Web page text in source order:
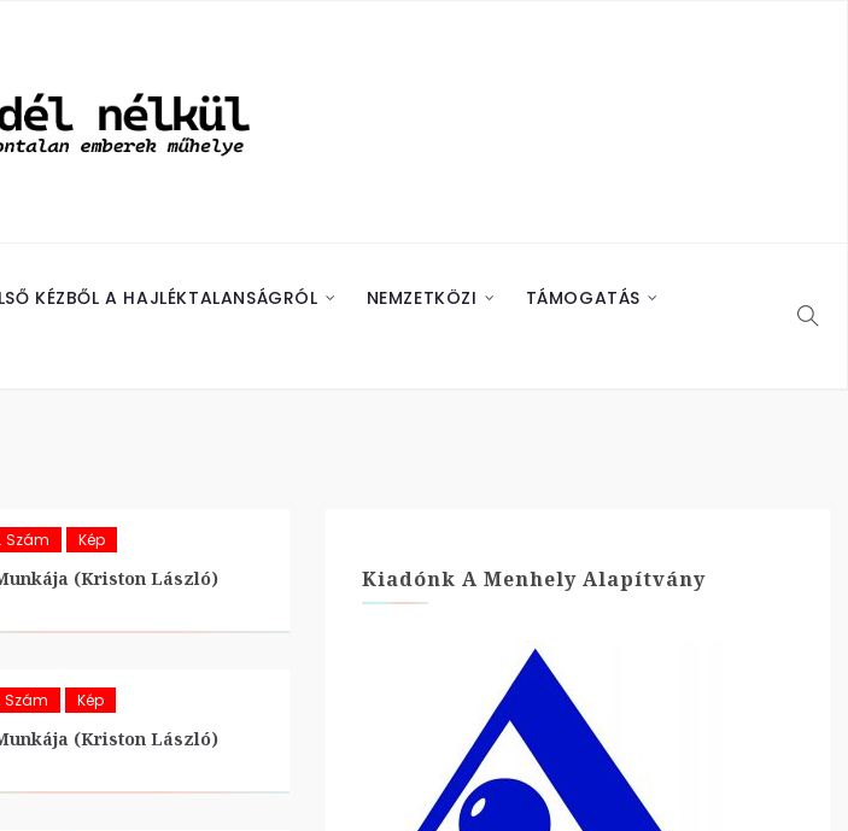
KÉZBŐL A HAJLÉKTALANSÁGRÓL NEMZETKÖZI TÁMOGATÁS
Szám Kép
(Kriston László)
Szám Kép
(Kriston László)
Kiadónk A Menhely Alapítvány